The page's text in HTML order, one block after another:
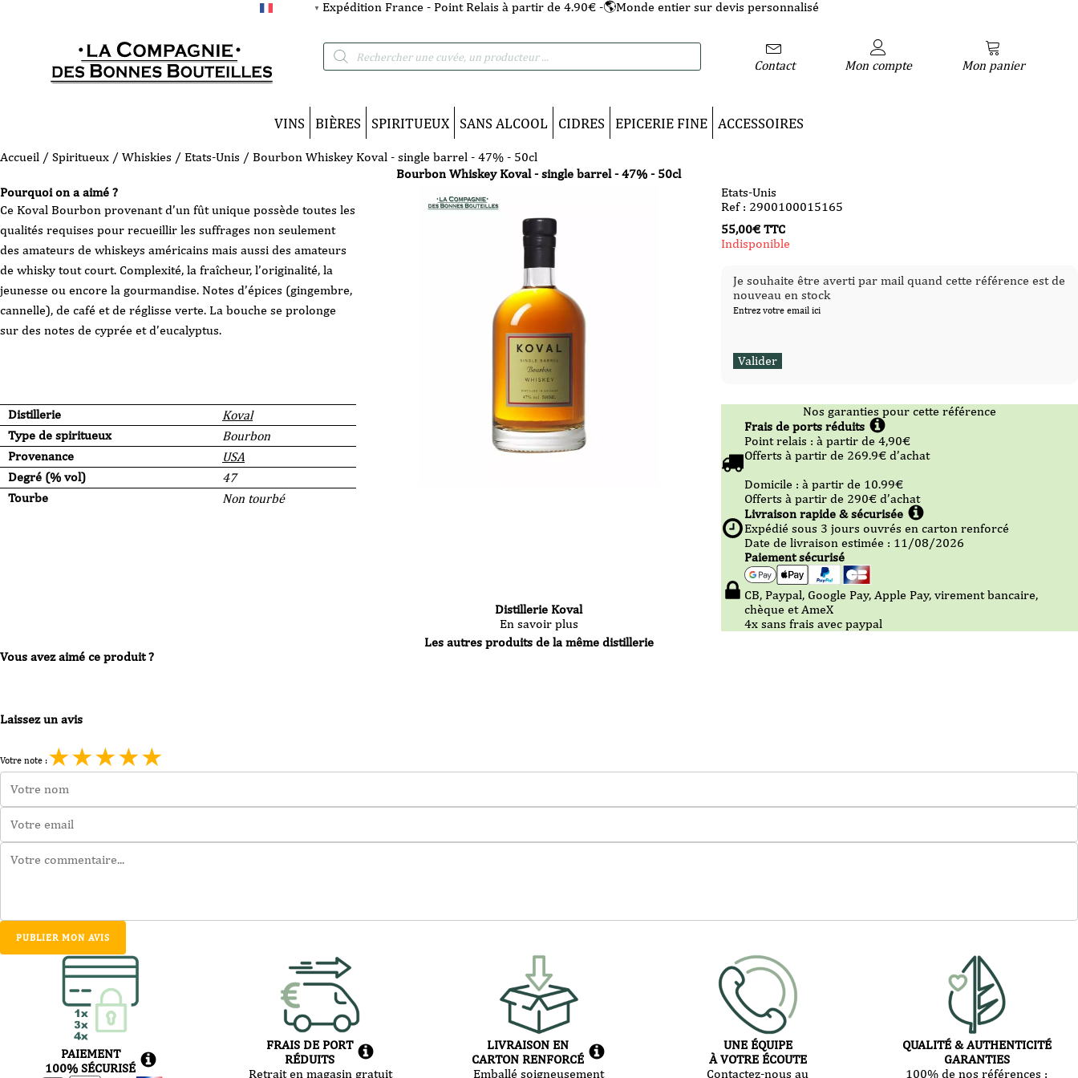
▼ Expédition France - Point Relais à partir de 4.90€ -🌎Monde entier sur devis personnalisé
Recherche
de
Contact Mon compte Mon panier
VINS BIÈRES SPIRITUEUX SANS ALCOOL CIDRES EPICERIE FINE ACCESSOIRES
Accueil / Spiritueux / Whiskies / Etats-Unis / Bourbon Whiskey Koval - single barrel - 47% - 50cl
Bourbon Whiskey Koval - single barrel - 47% - 50cl
Pourquoi on a aimé ?
Ce Koval Bourbon provenant d’un fût unique possède toutes les
qualités requises pour recueillir les suffrages non seulement
des amateurs de whiskeys américains mais aussi des amateurs
de whisky tout court. Complexité, la fraîcheur, l’originalité, la
jeunesse ou encore la gourmandise. Notes d’épices (gingembre,
cannelle), de café et de réglisse verte. La bouche se prolonge
sur des notes de cyprée et d’eucalyptus.
Distillerie
Koval
Type de spiritueux
Bourbon
Provenance
USA
Degré (% vol)
47
Tourbe
Non tourbé
Etats-Unis
Ref : 2900100015165
55,00€ TTC
Indisponible
Je souhaite être averti par mail quand cette référence est de
nouveau en stock
Entrez votre email ici
Nos garanties pour cette référence
Frais de ports réduits
Point relais :à partir de 4,90€
Offerts à partir de 269.9€ d’achat
Domicile :à partir de 10.99€
Offerts à partir de 290€ d’achat
Livraison rapide & sécurisée
Expédié sous 3 jours ouvrés en carton renforcé
Date de livraison estimée : 11/08/2026
Paiement sécurisé
CB, Paypal, Google Pay, Apple Pay, virement bancaire,
chèque et AmeX
4x sans frais avec paypal
Distillerie Koval
En savoir plus
Les autres produits de la même distillerie
Vous avez aimé ce produit ?
Laissez un avis
Votre note :★★★★★
PUBLIER MON AVIS
PAIEMENT
100% SÉCURISÉ
FRAIS DE PORT
RÉDUITS
Retrait en magasin gratuit
LIVRAISON EN
CARTON RENFORCÉ
Emballé soigneusement
UNE ÉQUIPE
À VOTRE ÉCOUTE
Contactez-nous au
QUALITÉ & AUTHENTICITÉ
GARANTIES
100% de nos références :